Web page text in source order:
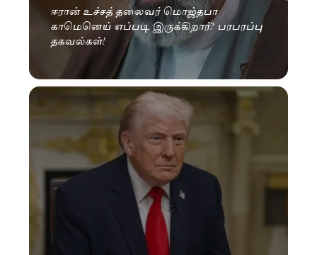
ஈரான் உச்சத் தலைவர் மொஜ்தபா
காமெனெய் எப்படி இருக்கிறார்? பரபரப்பு
தகவல்கள்!